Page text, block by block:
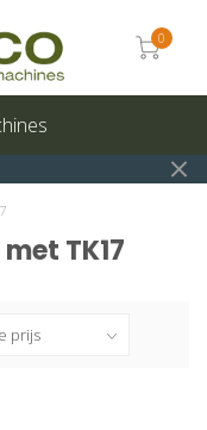
0
TK17